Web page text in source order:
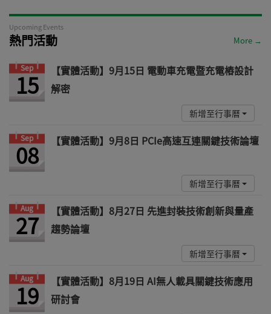
Upcoming Events
熱門活動 More →
Sep
15
【實體活動】9月15日 電動車充電暨充電樁設計
解密
新增至行事曆
Sep
08 【實體活動】9月8日 PCIe高速互連關鍵技術論壇
新增至行事曆
Aug
27
【實體活動】8月27日 先進封裝技術創新與量產
趨勢論壇
新增至行事曆
Aug
19
【實體活動】8月19日 AI無人載具關鍵技術應用
研討會